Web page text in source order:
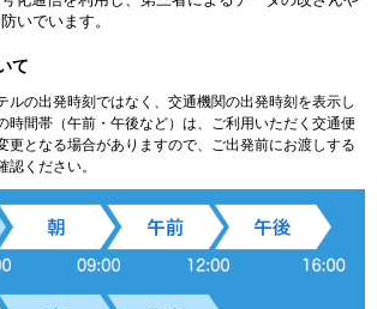
いでいます。
て
ルの出発時刻ではなく、交通機関の出発時刻を表示し
時間帯（午前・午後など）は、ご利用いただく交通便
更となる場合がありますので、ご出発前にお渡しする
認ください。